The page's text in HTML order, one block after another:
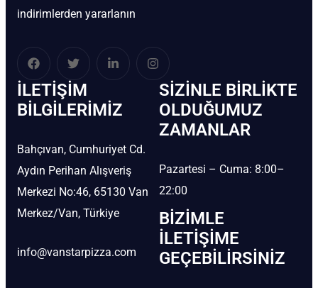
indirimlerden yararlanın
İLETIŞIM
BİLGILERIMIZ
Bahçıvan, Cumhuriyet Cd.
Aydın Perihan Alışveriş
Merkezi No:46, 65130 Van
Merkez/Van, Türkiye
info@vanstarpizza.com
SIZINLE BIRLIKTE
OLDUĞUMUZ
ZAMANLAR
Pazartesi – Cuma: 8:00–
22:00
BIZIMLE
İLETIŞIME
GEÇEBILIRSINIZ